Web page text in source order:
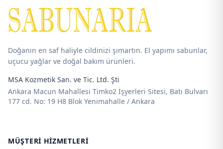
Doğanın en saf haliyle cildinizi şımartın. El yapımı sabunlar,
uçucu yağlar ve doğal bakım ürünleri.
MSA Kozmetik San. ve Tic. Ltd. Şti
Ankara Macun Mahallesi Timko2 İşyerleri Sitesi, Batı Bulvarı
177 cd. No: 19 H8 Blok Yenimahalle / Ankara
MÜŞTERI HIZMETLERI